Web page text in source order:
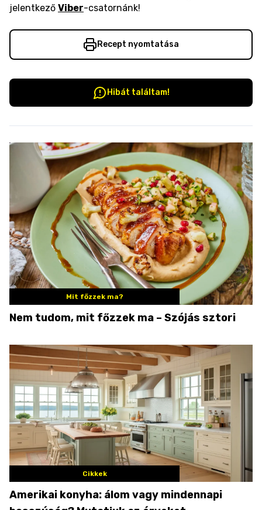
jelentkező Viber-csatornánk!
Recept nyomtatása
Hibát találtam!
Mit főzzek ma?
Nem tudom, mit főzzek ma – Szójás sztori
Cikkek
Amerikai konyha: álom vagy mindennapi